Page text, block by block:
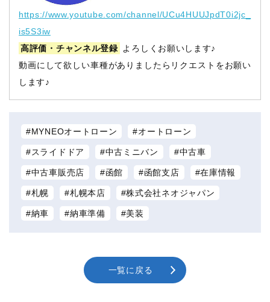
https://www.youtube.com/channel/UCu4HUUJpdT0i2jc_
is5S3iw
高評価・チャンネル登録
よろしくお願いします♪
動画にして欲しい車種がありましたらリクエストをお願い
します♪
MYNEOオートローン オートローン
スライドドア 中古ミニバン 中古車
中古車販売店 函館 函館支店 在庫情報
札幌 札幌本店 株式会社ネオジャパン
納車 納車準備 美装
一覧に戻る